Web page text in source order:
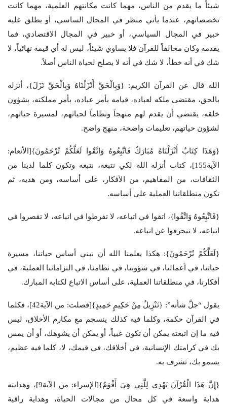
شيئاً ما يقدم من الناس، مهما كانت مكانتهم العلمية، مهما كانت
تخصصاتهم، عندما يأتي منظر في المجال الساسي، أو يطلق عليه
خبير في المجال السياسي، أو خبير في المجال الاقتصادي، فما
يقدمه وكان مخالفاً للقرآن فلا يساوي شيئاً، ليس له أي قيمة نهائياً، لا
شك في أنه خطأ، لا شك في أنه لا يصلح لحياة الناس أصلاً.
الله قال عن القرآن الكريم: {وَبِالْحَقِّ أَنْزَلْنَاهُ وَبِالْحَقِّ نَزَلَ}، أنزله
بالحق، مقتضى ملكه لعباده، قيامه بأمر عباده، بأمر مملكته، بشؤون
خلقه، يقتضي أن يقدم لهم منهجاً ونظاماً لحياتهم، لمسيرة حياتهم،
لشؤون حياتهم، تعليمات واضحة، منهج واضح.
{وَهَذَا كِتَابٌ أَنْزَلْنَاهُ مُبَارَكٌ فَاتَّبِعُوهُ وَاتَّقُوا لَعَلَّكُمْ تُرْحَمُونَ}[الأنعام:
الآية155]، كتاب أنزله الله لكي نتبعه، نتبعه وتكون كلما لدينا من
الثقافات، من المفاهيم، من الأفكار، على أساسه، ومن هديه، ثم
تكون منطلقاتنا العملية على أساسه.
{فَاتَّبِعُوهُ وَاتَّقُوا}، اتقوا في اتباعه، لا تفرطوا في اتباعه، لا تقصروا في
اتباعه، لا تنحرفوا عن اتباعه.
{لَعَلَّكُمْ تُرْحَمُونَ}: هكذا يعلمنا الله أن نبني أساس حياتنا، مسيرة
حياتنا، في أعمالنا، في شؤوننا، في نظامنا، في التزاماتنا العملية، في
أفكارنا، في منطلقاتنا العملية، على أساس الاتباع لكتابه المبارك.
يقول “جلَّ شأنه”: {تَنْزِيلٌ مِنْ حَكِيمٍ حَمِيدٍ}[فصلت: من الآية42]، فكلما
في القرآن حكمة، وكلما فيه كذلك ينسجم مع مكارم الأخلاق، ليس
فيه ما إن اتبعته يمكن أن تكون غبياً، أو يمكن أن يشوهك، أو أن يمس
بك في كرامتك الإنسانية، في أخلاقك، في قيمك، لا، كلما فيه عظيم،
يسمو بك، تشرف به.
{إِنَّ هَذَا الْقُرْآنَ يَهْدِي لِلَّتِي هِيَ أَقْوَمُ}[الإسراء: من الآية9]، وهدايته
هداية واسعة في كل مجال من مجالات الحياة، وهداية راقية